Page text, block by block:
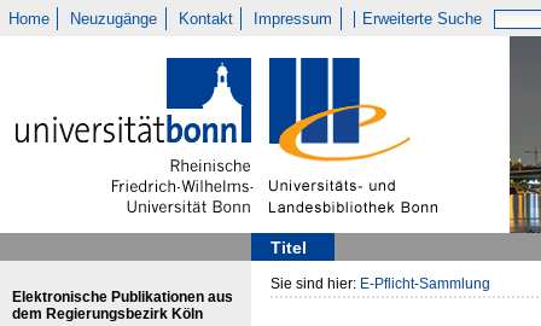
Home Neuzugänge Kontakt Impressum Erweiterte Suche
Titel
Elektronische Publikationen aus
dem Regierungsbezirk Köln
Sie sind hier: E-Pflicht-Sammlung